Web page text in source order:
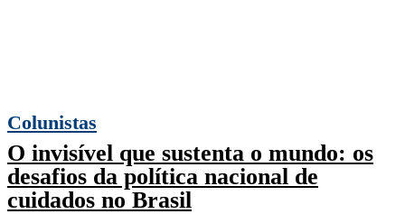
Colunistas
O invisível que sustenta o mundo: os
desafios da política nacional de
cuidados no Brasil